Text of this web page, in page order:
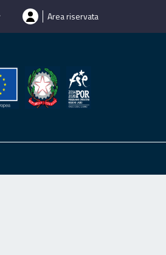
Area riservata